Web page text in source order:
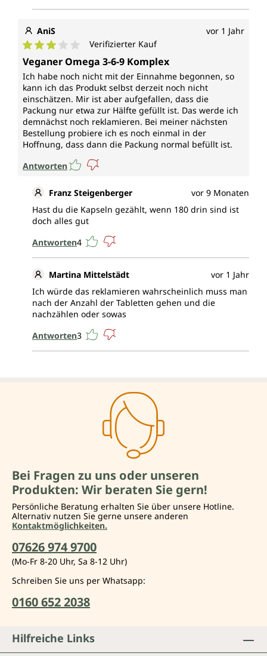
AniS vor 1 Jahr
Durchschnittliche Bewertung von 3 von 5 Sternen
Verifizierter Kauf
Veganer Omega 3-6-9 Komplex
Ich habe noch nicht mit der Einnahme begonnen, so
kann ich das Produkt selbst derzeit noch nicht
einschätzen. Mir ist aber aufgefallen, dass die
Packung nur etwa zur Hälfte gefüllt ist. Das werde ich
demnächst noch reklamieren. Bei meiner nächsten
Bestellung probiere ich es noch einmal in der
Hoffnung, dass dann die Packung normal befüllt ist.
Antworten
Franz Steigenberger
vor 9 Monaten
Hast du die Kapseln gezählt, wenn 180 drin sind ist
doch alles gut
Antworten4
Martina Mittelstädt
vor 1 Jahr
Ich würde das reklamieren wahrscheinlich muss man
nach der Anzahl der Tabletten gehen und die
nachzählen oder sowas
Antworten3
Bei Fragen zu uns oder unseren
Produkten: Wir beraten Sie gern!
Persönliche Beratung erhalten Sie über unsere Hotline.
Alternativ nutzen Sie gerne unsere anderen
Kontaktmöglichkeiten.
07626 974 9700
(Mo-Fr 8-20 Uhr, Sa 8-12 Uhr)
Schreiben Sie uns per Whatsapp:
0160 652 2038
Hilfreiche Links